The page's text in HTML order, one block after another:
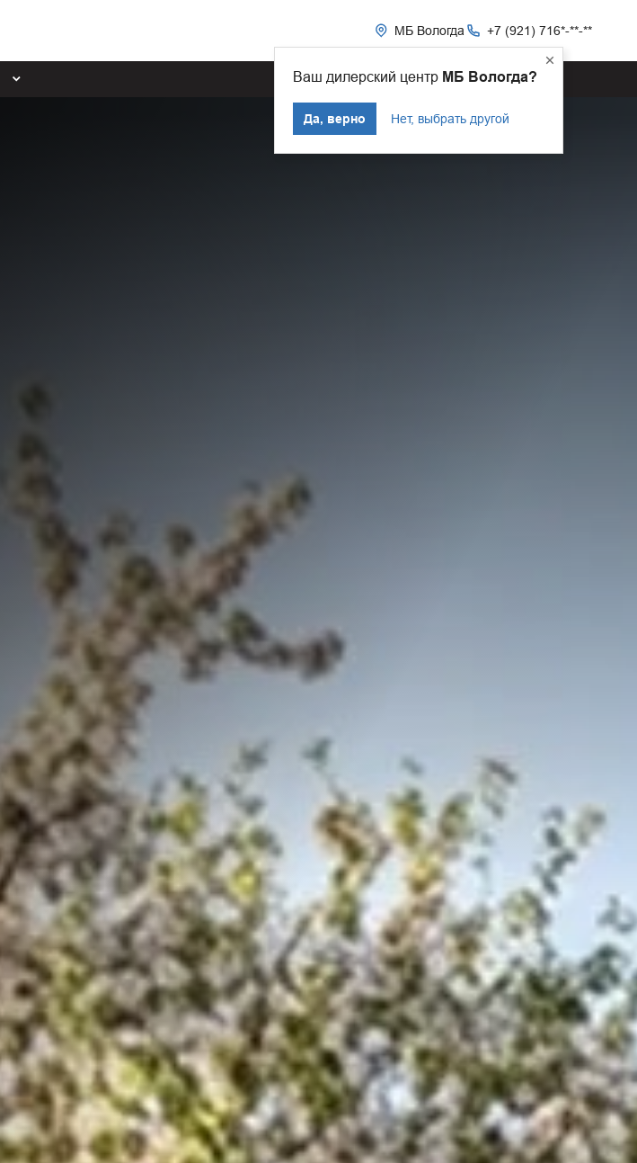
МБ Вологда +7 (921) 716*-**-**
Ваш дилерский центр МБ Вологда?
Да, верно Нет, выбрать другой